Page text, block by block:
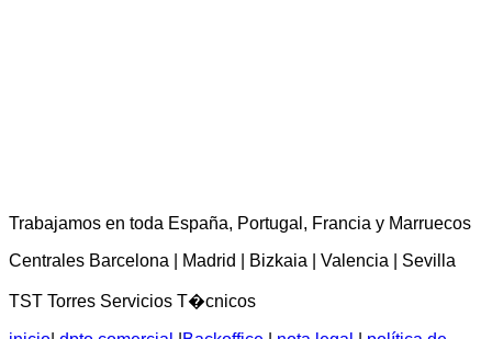
Trabajamos en toda España, Portugal, Francia y Marruecos
Centrales Barcelona | Madrid | Bizkaia | Valencia | Sevilla
TST Torres Servicios T�cnicos